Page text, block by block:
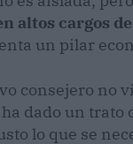
altos cargos
un pilar
consejero no
dado un
lo que se